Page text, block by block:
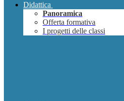
Didattica
Panoramica
Offerta formativa
I progetti delle classi